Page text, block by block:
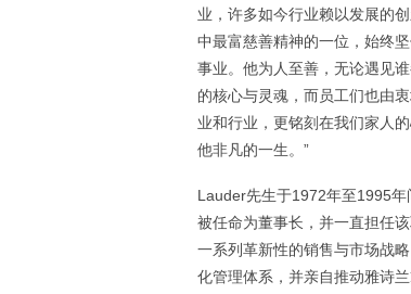
业，许多如今行业赖以发展的
中最富慈善精神的一位，始终
事业。他为人至善，无论遇见
的核心与灵魂，而员工们也由
业和行业，更铭刻在我们家人
他非凡的一生。”
Lauder先生于1972年至1995
被任命为董事长，并一直担任
一系列革新性的销售与市场战
化管理体系，并亲自推动雅诗